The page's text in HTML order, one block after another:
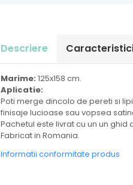
Descriere
Marime: 125x158 cm.
Aplicatie:
Poti merge dincolo de pereti si
finisaje lucioase sau vopsea
Pachetul este livrat cu un un
Fabricat in Romania.
Informatii conformitate produs